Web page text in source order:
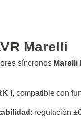
Marelli
síncronos Marelli
I , compatible con
: regulación